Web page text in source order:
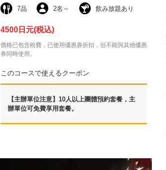
7品 2名 ～ 飲み放題あり
4500日元(税込)
價格已包含稅費，已使用優惠券折扣，但不能與其他優惠
券同時使用。
このコースで使えるクーポン
【主辦單位注意】10人以上團體預約套餐，主
辦單位可免費享用套餐。